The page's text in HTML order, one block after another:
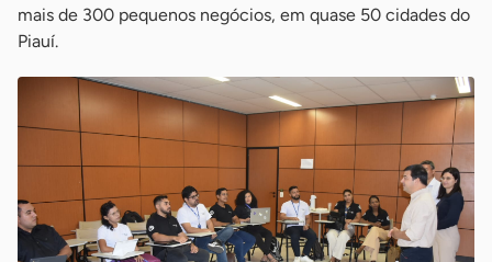
mais de 300 pequenos negócios, em quase 50 cidades do
Piauí.